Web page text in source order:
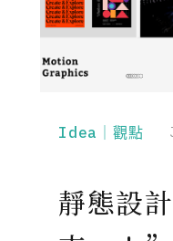
Idea｜觀點
靜態設